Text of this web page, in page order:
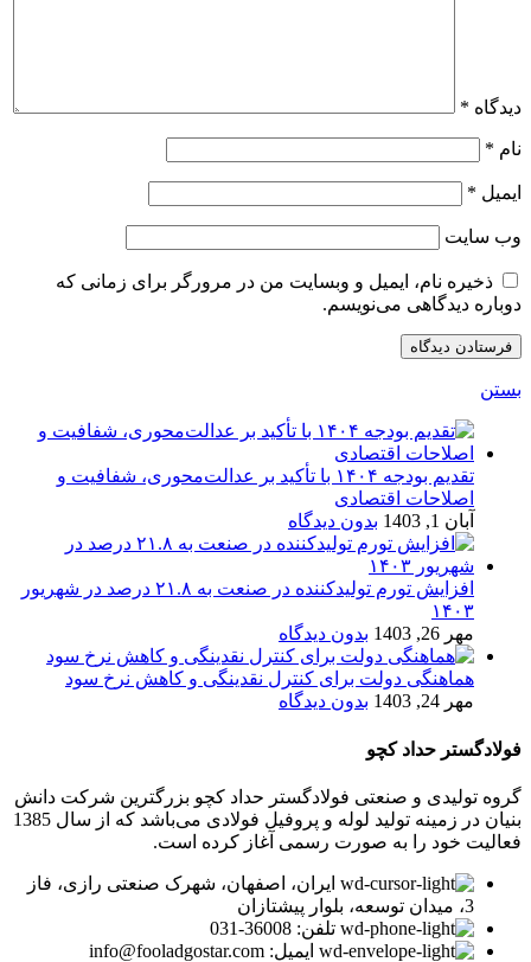
دیدگاه *
نام *
ایمیل *
وب‌ سایت
ذخیره نام، ایمیل و وبسایت من در مرورگر برای زمانی که
دوباره دیدگاهی می‌نویسم.
بستن
تقدیم بودجه ۱۴۰۴ با تأکید بر عدالت‌محوری، شفافیت و
اصلاحات اقتصادی
آبان 1, 1403
بدون دیدگاه
افزایش تورم تولیدکننده در صنعت به ۲۱.۸ درصد در شهریور
۱۴۰۳
مهر 26, 1403
بدون دیدگاه
هماهنگی دولت برای کنترل نقدینگی و کاهش نرخ سود
مهر 24, 1403
بدون دیدگاه
فولادگستر حداد کچو
گروه تولیدی و صنعتی فولادگستر حداد کچو بزرگترین شرکت دانش
بنیان در زمینه تولید لوله و پروفیل فولادی می‌باشد که از سال 1385
فعالیت خود را به صورت رسمی آغاز کرده است.
ایران، اصفهان، شهرک صنعتی رازی، فاز
3، میدان توسعه، بلوار پیشتازان
تلفن: 36008-031
ایمیل: info@fooladgostar.com